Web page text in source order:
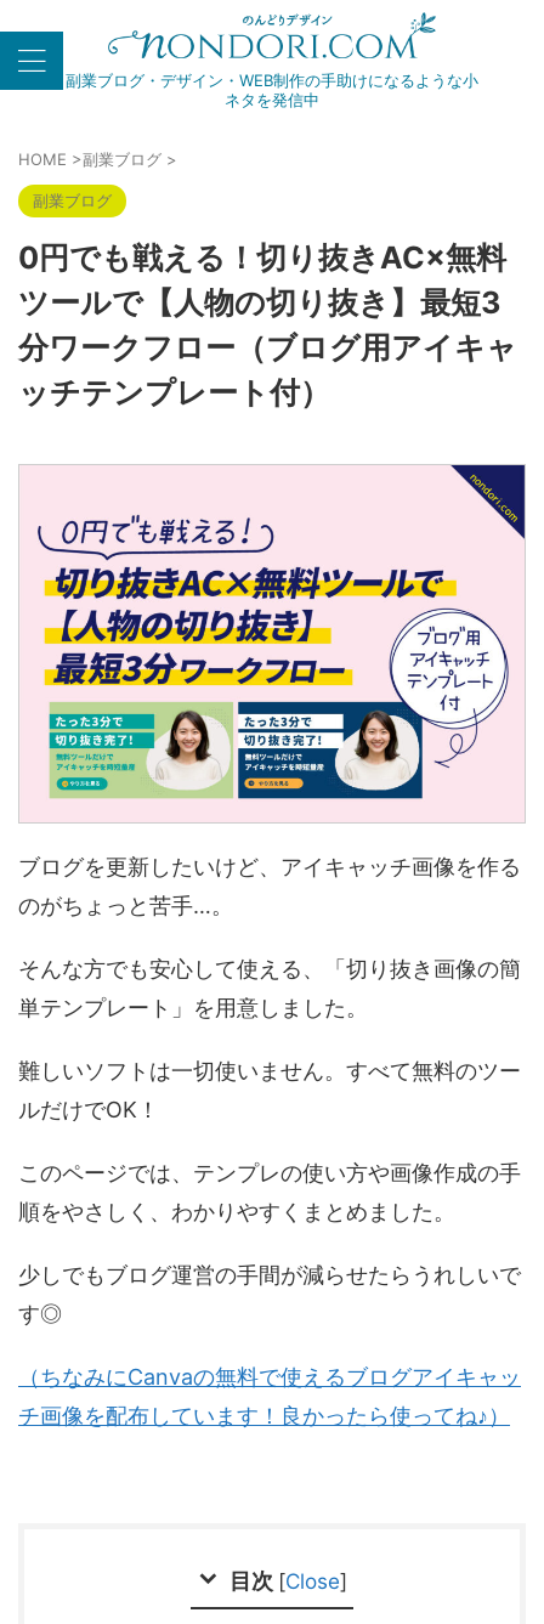
副業ブログ・デザイン・WEB制作の手助けになるような小
ネタを発信中
HOME >副業ブログ >
副業ブログ
0円でも戦える！切り抜きAC×無料
ツールで【人物の切り抜き】最短3
分ワークフロー（ブログ用アイキャ
ッチテンプレート付）
ブログを更新したいけど、アイキャッチ画像を作る
のがちょっと苦手…。
そんな方でも安心して使える、「切り抜き画像の簡
単テンプレート」を用意しました。
難しいソフトは一切使いません。すべて無料のツー
ルだけでOK！
このページでは、テンプレの使い方や画像作成の手
順をやさしく、わかりやすくまとめました。
少しでもブログ運営の手間が減らせたらうれしいで
す◎
（ちなみにCanvaの無料で使えるブログアイキャッ
チ画像を配布しています！良かったら使ってね♪）
目次 [Close]